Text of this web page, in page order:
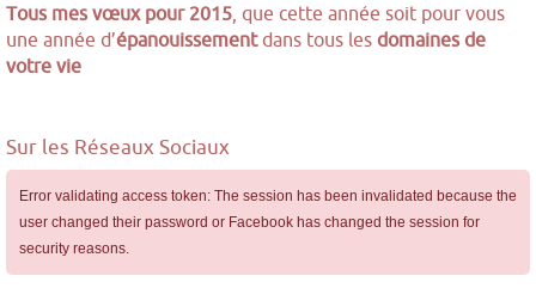
Tous mes vœux pour 2015 , que cette année soit pour vous
une année d’épanouissementdans tous les domaines de
votre vie
Sur les Réseaux Sociaux
Error validating access token: The session has been invalidated because the
user changed their password or Facebook has changed the session for
security reasons.